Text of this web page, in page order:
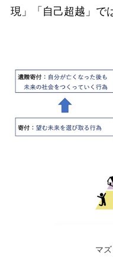
現」「自己超越」で
マズ